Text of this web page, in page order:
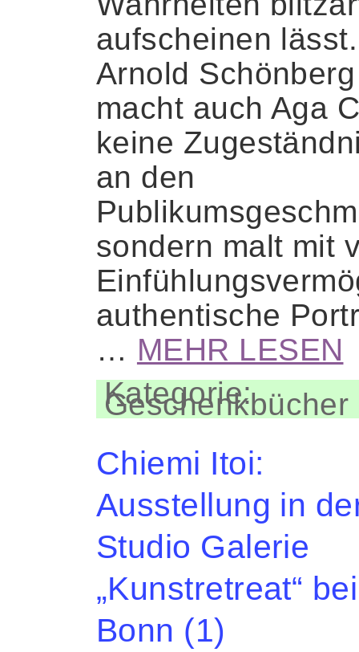
aufscheinen
Arnold Schönberg
macht auch Aga
keine
an den
sondern malt mit
authentische
… MEHR LESEN
Kategorie:
Geschenkbücher
Chiemi Itoi:
Ausstellung in
Studio Galerie
„Kunstretreat“ bei
Bonn (1)